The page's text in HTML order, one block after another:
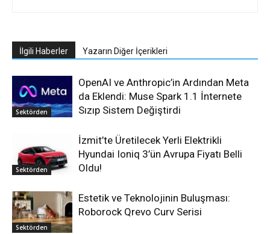
İlgili Haberler Yazarın Diğer İçerikleri
Sektörden
OpenAI ve Anthropic’in Ardından Meta
da Eklendi: Muse Spark 1.1 İnternete
Sızıp Sistem Değiştirdi
Sektörden
İzmit’te Üretilecek Yerli Elektrikli
Hyundai Ioniq 3’ün Avrupa Fiyatı Belli
Oldu!
Sektörden
Estetik ve Teknolojinin Buluşması:
Roborock Qrevo Curv Serisi